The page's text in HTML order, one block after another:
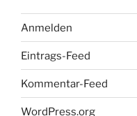
Anmelden
Eintrags-Feed
Kommentar-Feed
WordPress.org